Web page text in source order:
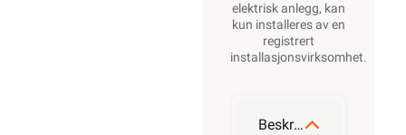
elektrisk anlegg, kan
kun installeres av en
registrert
installasjonsvirksomhet.
Beskrivelse